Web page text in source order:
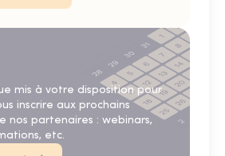
mis à votre disposition pour
inscrire aux prochains
nos partenaires : webinars,
etc.